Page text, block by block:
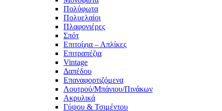
Πολύφωτα
Πολυελαίοι
Πλαφονιέρες
Σπότ
Επιτοίχια – Απλίκες
Επιτραπέζια
Vintage
Δαπέδου
Επαναφορτιζόμενα
Λουτρού/Μπάνιου/Πινάκων
Ακρυλικά
Γύψου & Τσιμέντου